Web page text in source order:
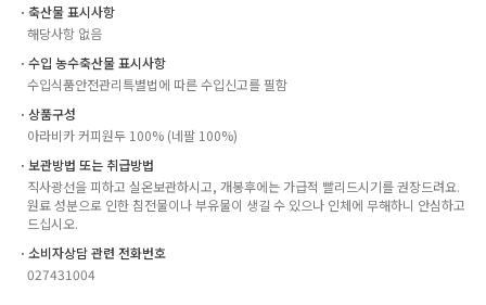
ㆍ축산물 표시사항
해당사항 없음
ㆍ수입 농수축산물 표시사항
수입식품안전관리특별법에 따른 수입신고를 필함
ㆍ상품구성
아라비카 커피원두 100% (네팔 100%)
ㆍ보관방법 또는 취급방법
직사광선을 피하고 실온보관하시고, 개봉후에는 가급적 빨리드시기를 권장드려요.
원료 성분으로 인한 침전물이나 부유물이 생길 수 있으나 인체에 무해하니 안심하고
드십시오.
ㆍ소비자상담 관련 전화번호
027431004